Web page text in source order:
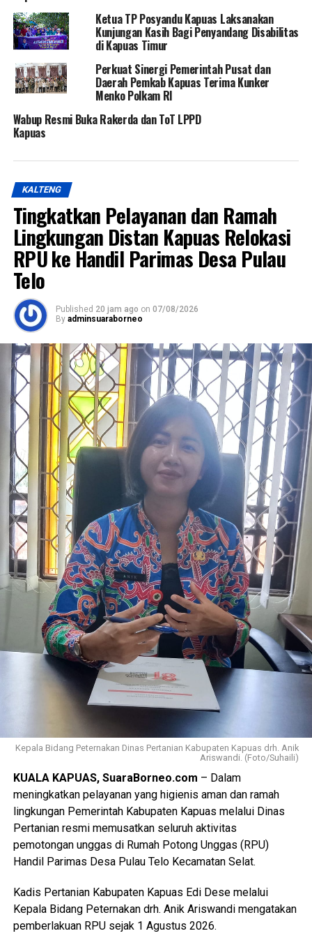
Ketua TP Posyandu Kapuas Laksanakan
Kunjungan Kasih Bagi Penyandang Disabilitas
di Kapuas Timur
Perkuat Sinergi Pemerintah Pusat dan
Daerah Pemkab Kapuas Terima Kunker
Menko Polkam RI
Wabup Resmi Buka Rakerda dan ToT LPPD
Kapuas
KALTENG
Tingkatkan Pelayanan dan Ramah
Lingkungan Distan Kapuas Relokasi
RPU ke Handil Parimas Desa Pulau
Telo
Published 20 jam ago on 07/08/2026
By adminsuaraborneo
Kepala Bidang Peternakan Dinas Pertanian Kabupaten Kapuas drh. Anik
Ariswandi. (Foto/Suhaili)
KUALA KAPUAS, SuaraBorneo.com – Dalam
meningkatkan pelayanan yang higienis aman dan ramah
lingkungan Pemerintah Kabupaten Kapuas melalui Dinas
Pertanian resmi memusatkan seluruh aktivitas
pemotongan unggas di Rumah Potong Unggas (RPU)
Handil Parimas Desa Pulau Telo Kecamatan Selat.
Kadis Pertanian Kabupaten Kapuas Edi Dese melalui
Kepala Bidang Peternakan drh. Anik Ariswandi mengatakan
pemberlakuan RPU sejak 1 Agustus 2026.